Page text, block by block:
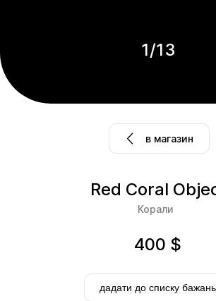
в магазин
1/13
Red Coral
Корали
400 $
дадати до списку бажань